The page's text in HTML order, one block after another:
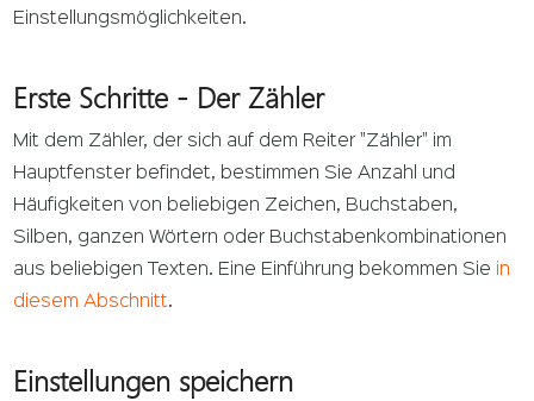
Einstellungsmöglichkeiten.
Erste Schritte - Der Zähler
Mit dem Zähler, der sich auf dem Reiter "Zähler" im
Hauptfenster befindet, bestimmen Sie Anzahl und
Häufigkeiten von beliebigen Zeichen, Buchstaben,
Silben, ganzen Wörtern oder Buchstabenkombinationen
aus beliebigen Texten. Eine Einführung bekommen Sie
in
diesem Abschnitt.
Einstellungen speichern